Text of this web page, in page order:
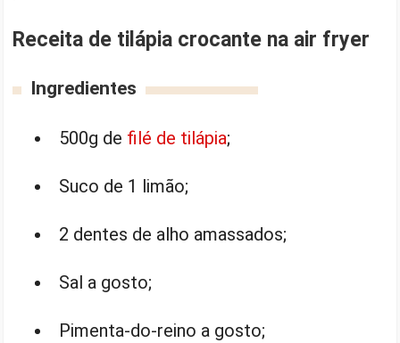
Receita de tilápia crocante na air fryer
Ingredientes
500g de filé de tilápia;
Suco de 1 limão;
2 dentes de alho amassados;
Sal a gosto;
Pimenta-do-reino a gosto;